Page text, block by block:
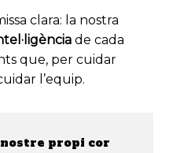
clara: la nostra
de cada
que, per cuidar
l’equip.
nostre propi cor